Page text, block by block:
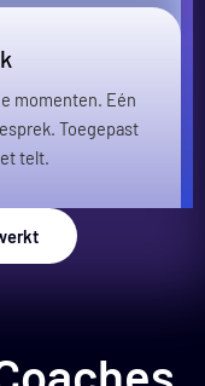
momenten. Eén
Toegepast
telt.